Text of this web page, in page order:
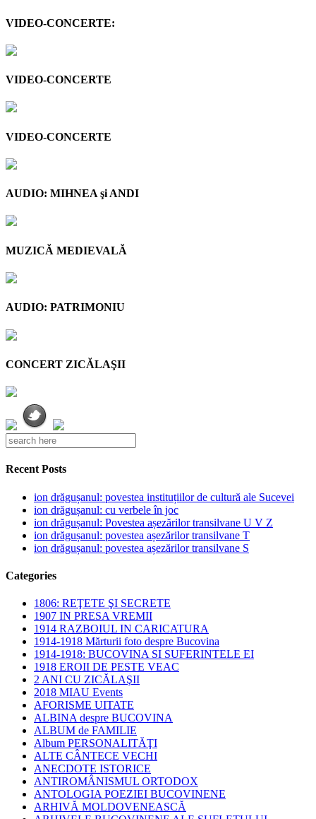
VIDEO-CONCERTE:
VIDEO-CONCERTE
VIDEO-CONCERTE
AUDIO: MIHNEA şi ANDI
MUZICĂ MEDIEVALĂ
AUDIO: PATRIMONIU
CONCERT ZICĂLAŞII
Recent Posts
ion drăgușanul: povestea instituțiilor de cultură ale Sucevei
ion drăgușanul: cu verbele în joc
ion drăgușanul: Povestea așezărilor transilvane U V Z
ion drăgușanul: povestea așezărilor transilvane T
ion drăgușanul: povestea așezărilor transilvane S
Categories
1806: REŢETE ŞI SECRETE
1907 IN PRESA VREMII
1914 RAZBOIUL IN CARICATURA
1914-1918 Mărturii foto despre Bucovina
1914-1918: BUCOVINA SI SUFERINTELE EI
1918 EROII DE PESTE VEAC
2 ANI CU ZICĂLAŞII
2018 MIAU Events
AFORISME UITATE
ALBINA despre BUCOVINA
ALBUM de FAMILIE
Album PERSONALITĂŢI
ALTE CÂNTECE VECHI
ANECDOTE ISTORICE
ANTIROMÂNISMUL ORTODOX
ANTOLOGIA POEZIEI BUCOVINENE
ARHIVĂ MOLDOVENEASCĂ